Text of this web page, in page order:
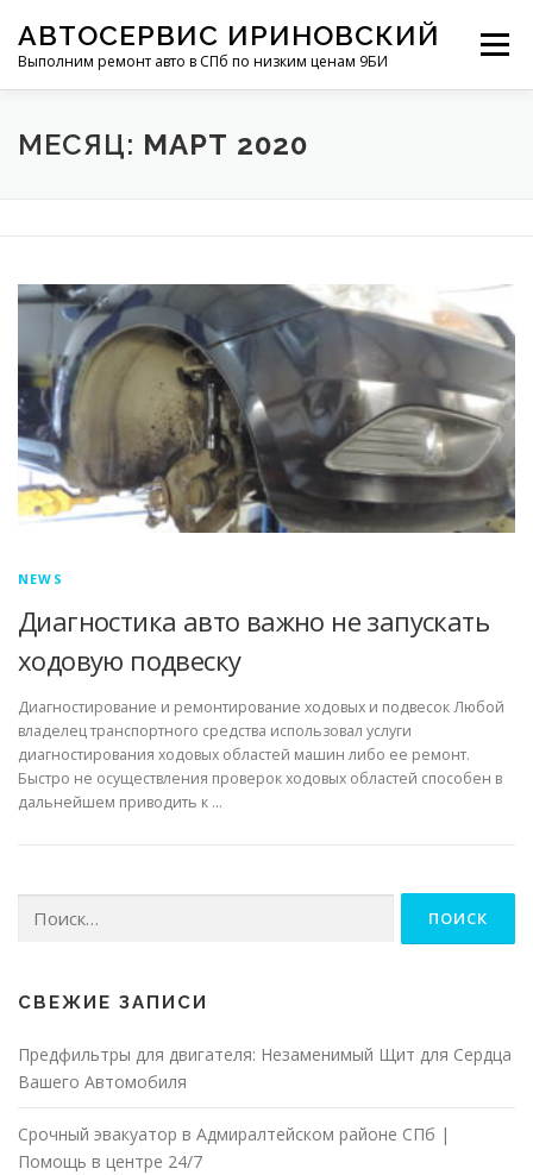
содержимому
АВТОСЕРВИС ИРИНОВСКИЙ
Выполним ремонт авто в СПб по низким ценам 9БИ
Меню
КОНТАКТЫ УСЛУГИ ОБЗОРЫ
МЕСЯЦ: МАРТ 2020
NEWS
Диагностика авто важно не запускать
ходовую подвеску
Диагностирование и ремонтирование ходовых и подвесок Любой
владелец транспортного средства использовал услуги
диагностирования ходовых областей машин либо ее ремонт.
Быстро не осуществления проверок ходовых областей способен в
дальнейшем приводить к …
СВЕЖИЕ ЗАПИСИ
Предфильтры для двигателя: Незаменимый Щит для Сердца
Вашего Автомобиля
Срочный эвакуатор в Адмиралтейском районе СПб |
Помощь в центре 24/7